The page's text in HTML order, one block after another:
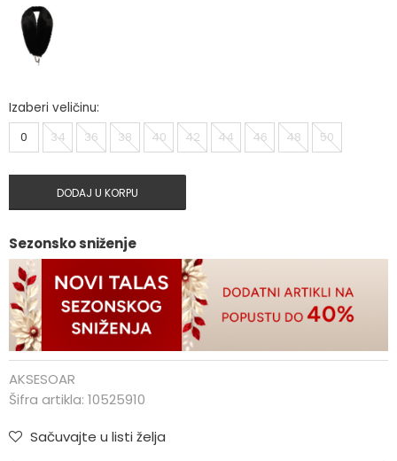
Izaberi veličinu:
0
34 36 38 40 42 44 46 48 50
DODAJ U KORPU
Sezonsko sniženje
AKSESOAR
Šifra artikla: 10525910
Sačuvajte u listi želja